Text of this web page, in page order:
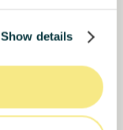
Show details
do objetivo
50000000€
target